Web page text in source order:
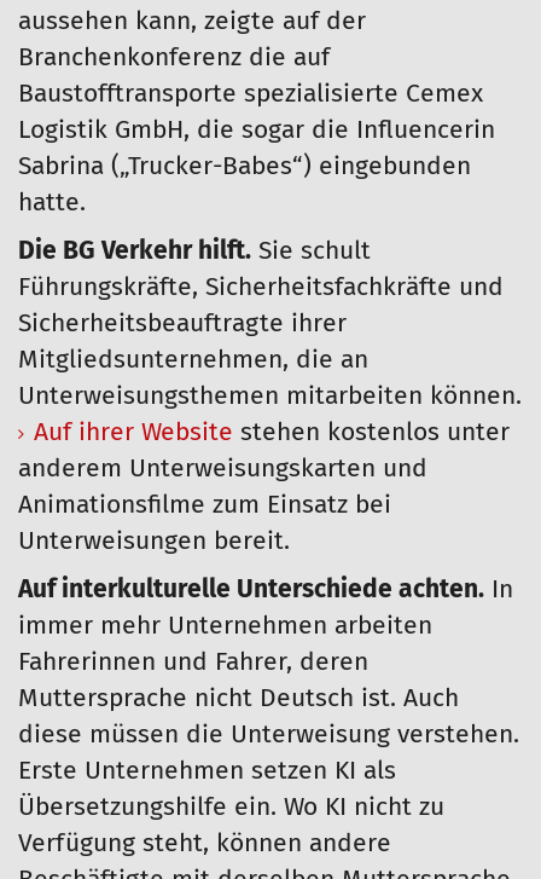
aussehen kann, zeigte auf der
Branchenkonferenz die auf
Baustofftransporte spezialisierte Cemex
Logistik GmbH, die sogar die Influencerin
Sabrina („Trucker-Babes“) eingebunden
hatte.
Die BG Verkehr hilft. Sie schult
Führungskräfte, Sicherheitsfachkräfte und
Sicherheitsbeauftragte ihrer
Mitgliedsunternehmen, die an
Unterweisungsthemen mitarbeiten können.
Auf ihrer Website stehen kostenlos unter
anderem Unterweisungskarten und
Animationsfilme zum Einsatz bei
Unterweisungen bereit.
Auf interkulturelle Unterschiede achten. In
immer mehr Unternehmen arbeiten
Fahrerinnen und Fahrer, deren
Muttersprache nicht Deutsch ist. Auch
diese müssen die Unterweisung verstehen.
Erste Unternehmen setzen KI als
Übersetzungshilfe ein. Wo KI nicht zu
Verfügung steht, können andere